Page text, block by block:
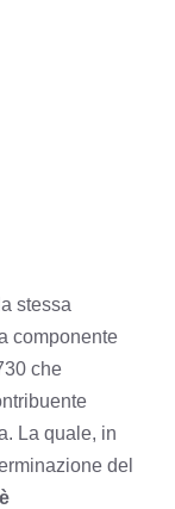
stessa
componente
che
La quale, in
del